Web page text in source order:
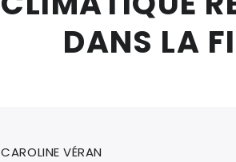
DANS LA
CAROLINE VÉRAN